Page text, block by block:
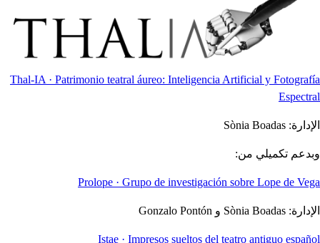
Thal-IA · Patrimonio teatral áureo: Inteligencia Artificial y Fotografía
Espectral
الإدارة: Sònia Boadas
وبدعم تكميلي من:
Prolope · Grupo de investigación sobre Lope de Vega
الإدارة: Sònia Boadas و Gonzalo Pontón
Istae · Impresos sueltos del teatro antiguo español